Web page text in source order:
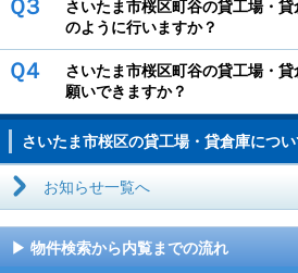
Ｑ３
さいたま市桜区町谷の貸工場・
のように行いますか？
Ｑ４
さいたま市桜区町谷の貸工場・
願いできますか？
さいたま市桜区の貸工場・貸倉庫につ
お知らせ一覧へ
物件検索から内覧までの流れ